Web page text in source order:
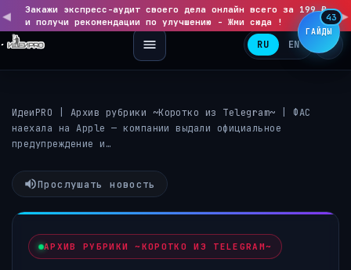
◀
Закажи экспресс-аудит своего дела онлайн всего за 199 ₽
и получи рекомендации по улучшению - Жми сюда !
▶
RU EN
ИдеиPRO Архив рубрики ~Коротко из Telegram~
ФАС
наехала на Apple — компании выдали официальное
предупреждение и…
Прослушать новость
АРХИВ РУБРИКИ ~КОРОТКО ИЗ TELEGRAM~
ГАЙДЫ
43